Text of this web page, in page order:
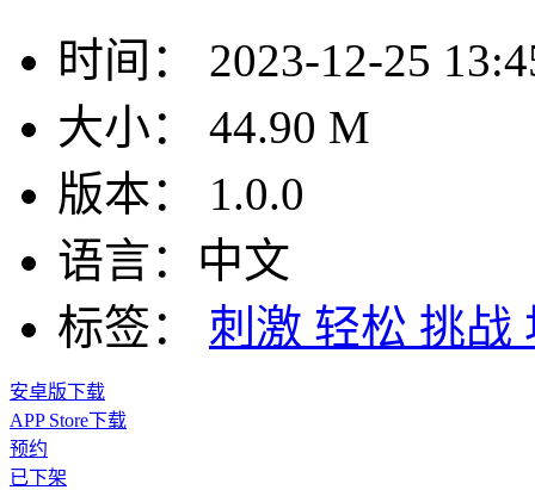
时间：
2023-12-25
大小：
44.90 M
版本：
1.0.0
语言： 中文
标签：
刺激 轻松 挑战
安卓版下载
APP Store下载
预约
已下架